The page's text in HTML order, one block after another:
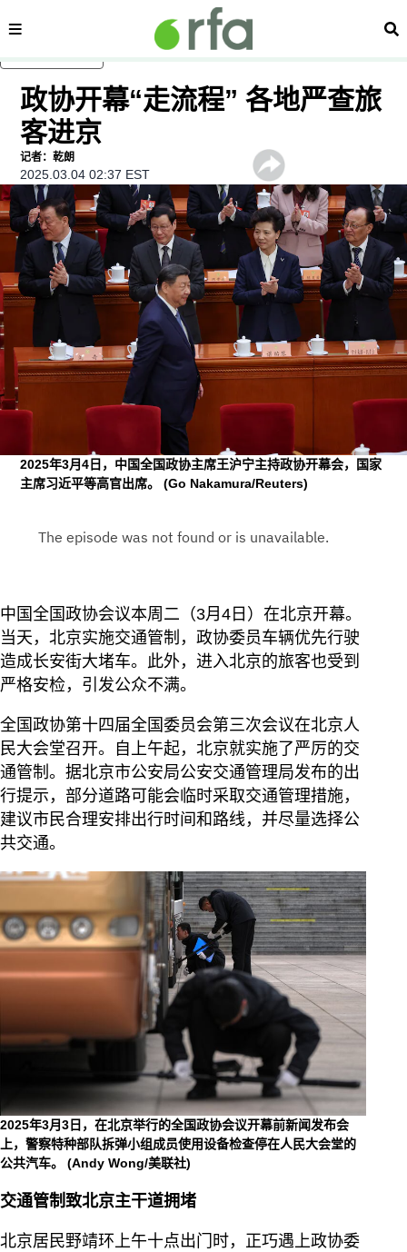
内容分类 搜
政协开幕“走流程” 各地严查旅
客进京
记者：乾朗
2025.03.04 02:37 EST
2025年3月4日，中国全国政协主席王沪宁主持政协开幕会，国家
主席习近平等高官出席。(Go Nakamura/Reuters)
中国全国政协会议本周二（3月4日）在北京开幕。
当天，北京实施交通管制，政协委员车辆优先行驶
造成长安街大堵车。此外，进入北京的旅客也受到
严格安检，引发公众不满。
全国政协第十四届全国委员会第三次会议在北京人
民大会堂召开。自上午起，北京就实施了严厉的交
通管制。据北京市公安局公安交通管理局发布的出
行提示，部分道路可能会临时采取交通管理措施，
建议市民合理安排出行时间和路线，并尽量选择公
共交通。
2025年3月3日，在北京举行的全国政协会议开幕前新闻发布会
上，警察特种部队拆弹小组成员使用设备检查停在人民大会堂的
公共汽车。 (Andy Wong/美联社)
交通管制致北京主干道拥堵
北京居民野靖环上午十点出门时，正巧遇上政协委